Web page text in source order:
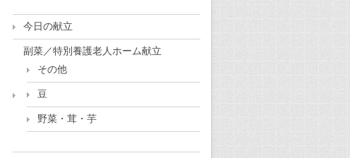
今日の献立
副菜／特別養護老人ホーム献立
その他
豆
野菜・茸・芋